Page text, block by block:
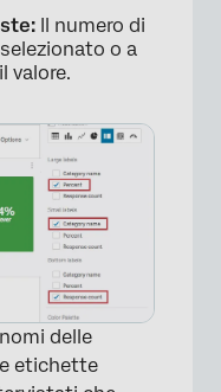
Il numero di
o a
valore.
delle
etichette